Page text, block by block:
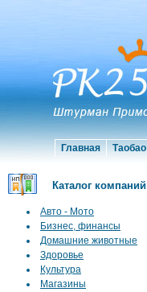
Главная Таобао
Каталог компаний
Авто - Мото
Бизнес, финансы
Домашние животные
Здоровье
Культура
Магазины